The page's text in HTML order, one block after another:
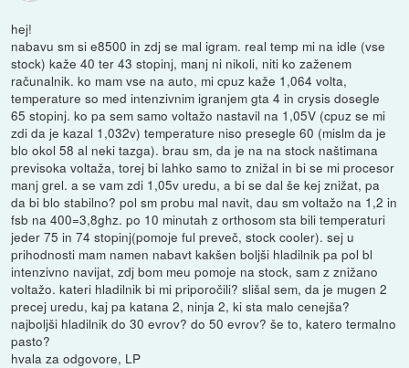
hej!
nabavu sm si e8500 in zdj se mal igram. real temp mi na idle (vse
stock) kaže 40 ter 43 stopinj, manj ni nikoli, niti ko zaženem
računalnik. ko mam vse na auto, mi cpuz kaže 1,064 volta,
temperature so med intenzivnim igranjem gta 4 in crysis dosegle
65 stopinj. ko pa sem samo voltažo nastavil na 1,05V (cpuz se mi
zdi da je kazal 1,032v) temperature niso presegle 60 (mislm da je
blo okol 58 al neki tazga). brau sm, da je na na stock naštimana
previsoka voltaža, torej bi lahko samo to znižal in bi se mi procesor
manj grel. a se vam zdi 1,05v uredu, a bi se dal še kej znižat, pa
da bi blo stabilno? pol sm probu mal navit, dau sm voltažo na 1,2 in
fsb na 400=3,8ghz. po 10 minutah z orthosom sta bili temperaturi
jeder 75 in 74 stopinj(pomoje ful preveč, stock cooler). sej u
prihodnosti mam namen nabavt kakšen boljši hladilnik pa pol bl
intenzivno navijat, zdj bom meu pomoje na stock, sam z znižano
voltažo. kateri hladilnik bi mi priporočili? slišal sem, da je mugen 2
precej uredu, kaj pa katana 2, ninja 2, ki sta malo cenejša?
najboljši hladilnik do 30 evrov? do 50 evrov? še to, katero termalno
pasto?
hvala za odgovore, LP